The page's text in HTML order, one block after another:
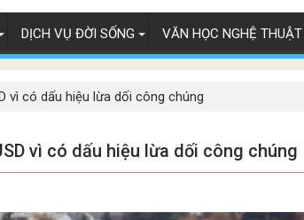
DỊCH VỤ ĐỜI SỐNG VĂN HỌC NGHỆ THUẬT
vì có dấu hiệu lừa dối công chúng
vì có dấu hiệu lừa dối công chúng